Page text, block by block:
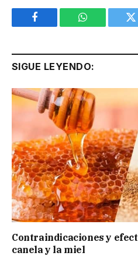
Facebook WhatsApp
SIGUE LEYENDO:
Contraindicaciones y
canela y la miel